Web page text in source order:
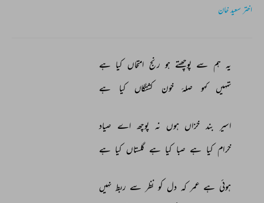
اختر سعید خان
یہ ہم سے پوچھتے ہو رنج امتحاں کیا ہے
تمہیں
کہو صلۂ خون کشتگاں کیا ہے
اسیر بند خزاں ہوں نہ پوچھ اے صیاد
خرام کیا ہے صبا کیا ہے گلستاں کیا ہے
ہوئی ہے عمر کہ دل کو نظر سے ربط نہیں